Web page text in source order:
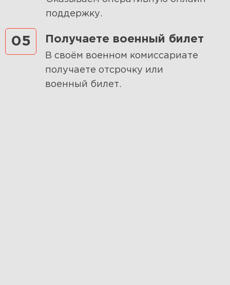
поддержку.
05 Получаете военный билет
В своём военном комиссариате
получаете отсрочку или
военный билет.